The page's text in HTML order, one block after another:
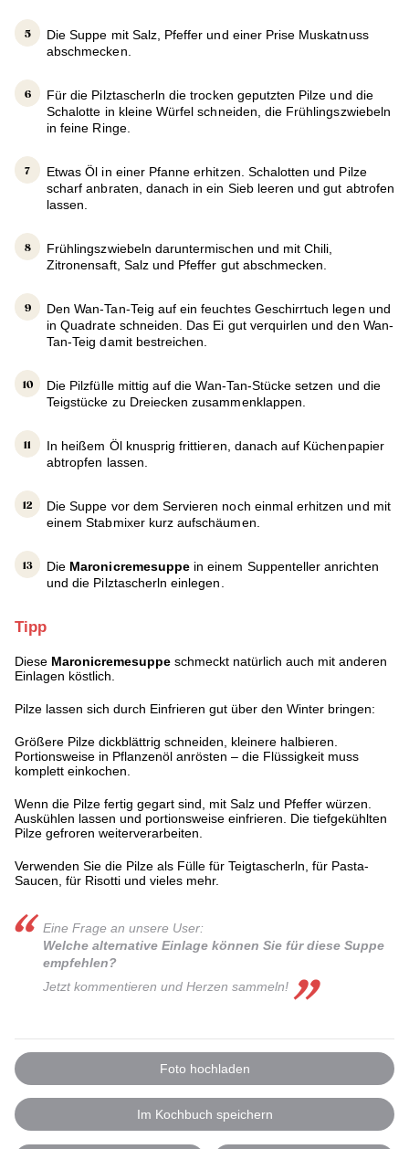
Die Suppe mit Salz, Pfeffer und einer Prise Muskatnuss
abschmecken.
Für die Pilztascherln die trocken geputzten Pilze und die
Schalotte in kleine Würfel schneiden, die Frühlingszwiebeln
in feine Ringe.
Etwas Öl in einer Pfanne erhitzen. Schalotten und Pilze
scharf anbraten, danach in ein Sieb leeren und gut abtrofen
lassen.
Frühlingszwiebeln daruntermischen und mit Chili,
Zitronensaft, Salz und Pfeffer gut abschmecken.
Den Wan-Tan-Teig auf ein feuchtes Geschirrtuch legen und
in Quadrate schneiden. Das Ei gut verquirlen und den Wan-
Tan-Teig damit bestreichen.
Die Pilzfülle mittig auf die Wan-Tan-Stücke setzen und die
Teigstücke zu Dreiecken zusammenklappen.
In heißem Öl knusprig frittieren, danach auf Küchenpapier
abtropfen lassen.
Die Suppe vor dem Servieren noch einmal erhitzen und mit
einem Stabmixer kurz aufschäumen.
Die Maronicremesuppe in einem Suppenteller anrichten
und die Pilztascherln einlegen.
Tipp
Diese Maronicremesuppe schmeckt natürlich auch mit anderen
Einlagen köstlich.
Pilze lassen sich durch Einfrieren gut über den Winter bringen:
Größere Pilze dickblättrig schneiden, kleinere halbieren.
Portionsweise in Pflanzenöl anrösten – die Flüssigkeit muss
komplett einkochen.
Wenn die Pilze fertig gegart sind, mit Salz und Pfeffer würzen.
Auskühlen lassen und portionsweise einfrieren. Die tiefgekühlten
Pilze gefroren weiterverarbeiten.
Verwenden Sie die Pilze als Fülle für Teigtascherln, für Pasta-
Saucen, für Risotti und vieles mehr.
Eine Frage an unsere User:
Welche alternative Einlage können Sie für diese Suppe
empfehlen?
Jetzt kommentieren und Herzen sammeln!
Foto hochladen
Im Kochbuch speichern